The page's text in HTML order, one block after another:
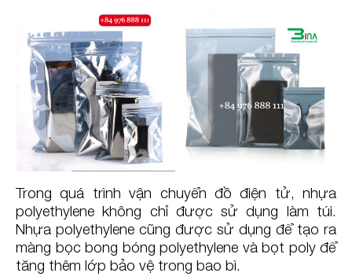
Trong quá trình vận chuyển đồ điện tử, nhựa
polyethylene không chỉ được sử dụng làm túi.
Nhựa polyethylene cũng được sử dụng để tạo ra
màng bọc bong bóng polyethylene và bọt poly để
tăng thêm lớp bảo vệ trong bao bì.